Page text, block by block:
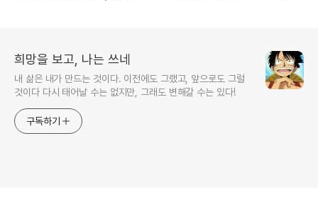
희망을 보고, 나는 쓰네
내 삶은 내가 만드는 것이다. 이전에도 그랬고, 앞으로도 그럴
것이다 다시 태어날 수는 없지만, 그래도 변해갈 수는 있다!
구독하기